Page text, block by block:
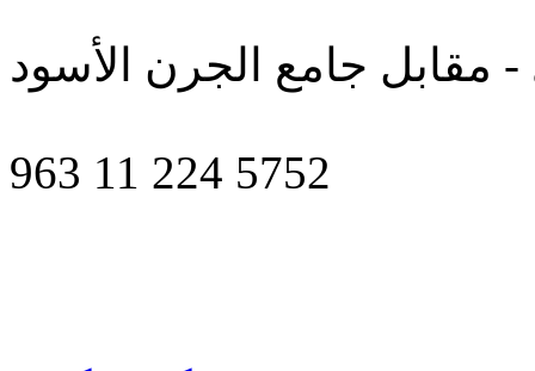
مقابل جامع الجرن الأسود
963 11 224 5752